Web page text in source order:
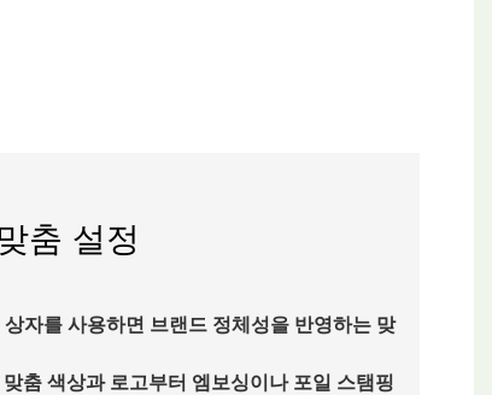
춤 설정
자를 사용하면 브랜드 정체성을 반영하는 맞
춤 색상과 로고부터 엠보싱이나 포일 스탬핑